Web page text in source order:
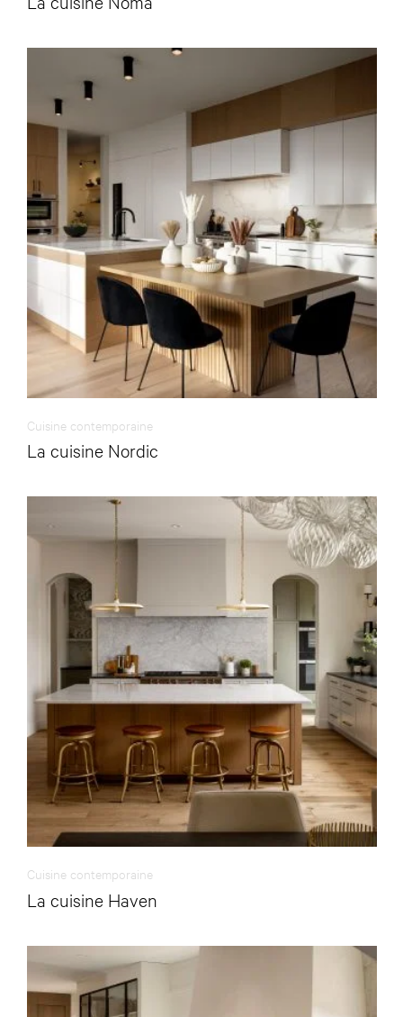
Cuisine contemporaine
La cuisine Nordic
Cuisine contemporaine
La cuisine Haven